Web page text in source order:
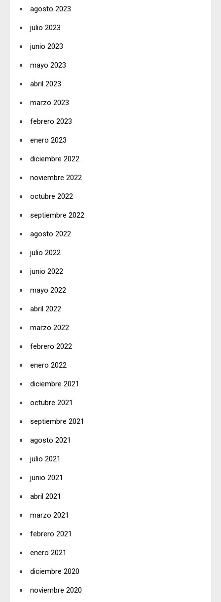
agosto 2023
julio 2023
junio 2023
mayo 2023
abril 2023
marzo 2023
febrero 2023
enero 2023
diciembre 2022
noviembre 2022
octubre 2022
septiembre 2022
agosto 2022
julio 2022
junio 2022
mayo 2022
abril 2022
marzo 2022
febrero 2022
enero 2022
diciembre 2021
octubre 2021
septiembre 2021
agosto 2021
julio 2021
junio 2021
abril 2021
marzo 2021
febrero 2021
enero 2021
diciembre 2020
noviembre 2020